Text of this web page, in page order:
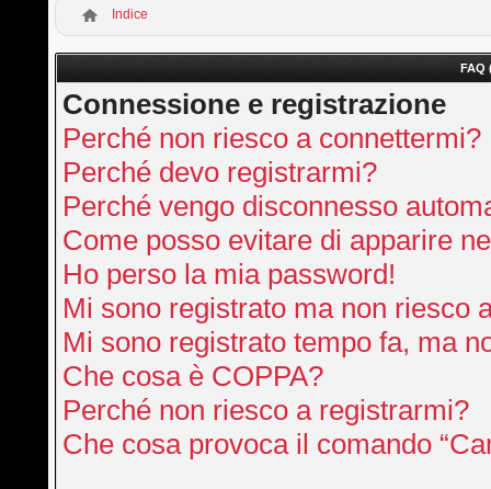
Indice
FAQ
Connessione e registrazione
Perché non riesco a connettermi?
Perché devo registrarmi?
Perché vengo disconnesso
Come posso evitare di apparire
Ho perso la mia password!
Mi sono registrato ma non riesco
Mi sono registrato tempo fa, ma
Che cosa è COPPA?
Perché non riesco a registrarmi?
Che cosa provoca il comando